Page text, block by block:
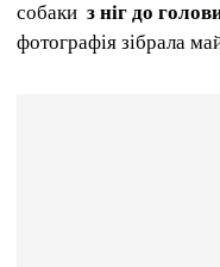
собаки з ніг до
фотографія зібрала